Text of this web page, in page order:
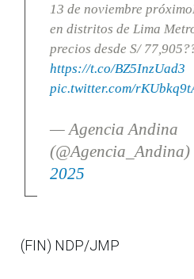
13 de noviembre
en distritos de Lima
precios desde S/
https://t.co/BZ5InzUad3
pic.twitter.com/
— Agencia Andina
(@Agencia_Andina)
2025
(FIN) NDP/JMP